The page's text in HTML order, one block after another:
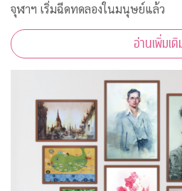
จุฬาฯ เริ่มฉีดทดลองในมนุษย์แล้ว
อ่านเพิ่มเติ